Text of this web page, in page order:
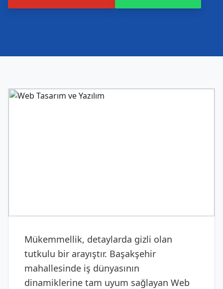
Mükemmellik, detaylarda gizli olan
tutkulu bir arayıştır. Başakşehir
mahallesinde iş dünyasının
dinamiklerine tam uyum sağlayan Web